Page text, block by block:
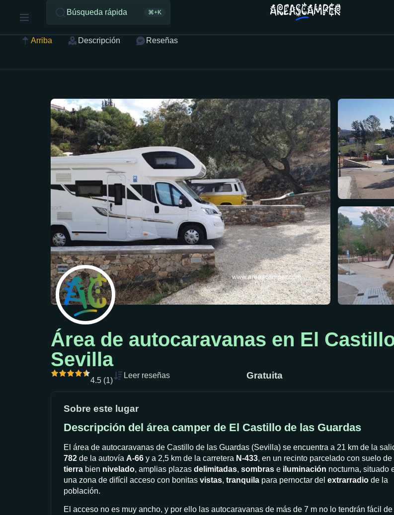
Búsqueda rápida ⌘+K
Arriba Descripción Reseñas
Área de autocaravanas en El
Sevilla
4.5 (1)
Leer reseñas Gratuita
Sobre este lugar
Descripción del área camper de El Castillo de las Guardas
El área de autocaravanas de Castillo de las Guardas (Sevilla) se encuentra a 21 km de la
782 de la autovía A-66 y a 2,5 km de la carretera N-433, en un recinto parcelado con suelo de
tierra bien nivelado, amplias plazas delimitadas, sombras e iluminación nocturna, situado
una zona de difícil acceso con bonitas vistas, tranquila para pernoctar del extrarradio de la
población.
El acceso no es muy ancho, y por ello las autocaravanas de más de 7 m no lo tendrán fácil de